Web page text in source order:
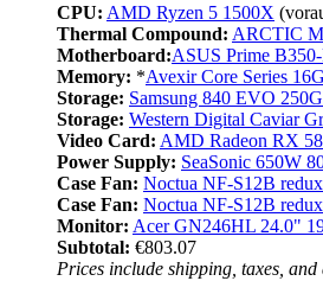
CPU: AMD Ryzen 5 1500X
Thermal Compound: ARCTIC
Motherboard:ASUS Prime
Memory: *Avexir Core Series
Storage: Samsung 840 EVO
Storage: Western Digital Caviar
Video Card: AMD Radeon RX
Power Supply: SeaSonic 650W
Case Fan: Noctua NF-S12B
Case Fan: Noctua NF-S12B
Monitor: Acer GN246HL 24.0"
Subtotal: €803.07
Prices include shipping, taxes,